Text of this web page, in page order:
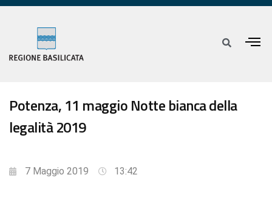
Potenza, 11 maggio Notte bianca della
legalità 2019
7 Maggio 2019 13:42